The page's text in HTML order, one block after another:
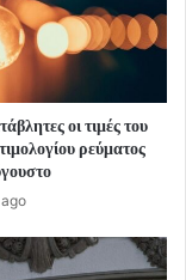
οι τιμές του
ρεύματος